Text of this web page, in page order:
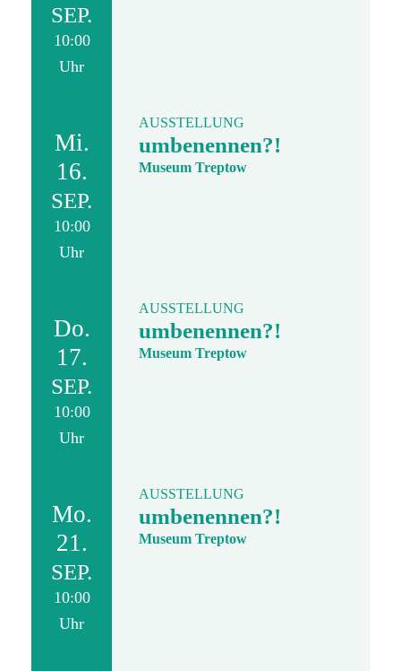
SEP.
10:00
Uhr
Mi.
16.
SEP.
10:00
Uhr
AUSSTELLUNG
umbenennen?!
Museum Treptow
Do.
17.
SEP.
10:00
Uhr
AUSSTELLUNG
umbenennen?!
Museum Treptow
Mo.
21.
SEP.
10:00
Uhr
AUSSTELLUNG
umbenennen?!
Museum Treptow